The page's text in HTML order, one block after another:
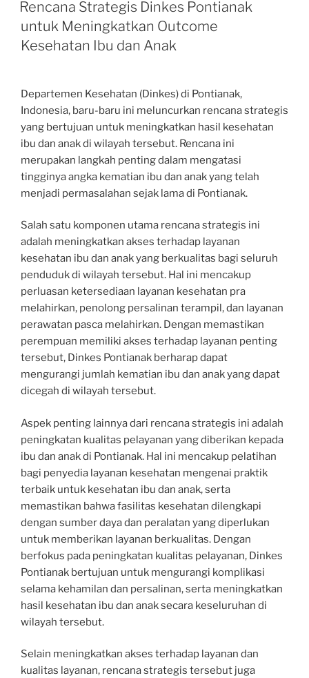
Rencana Strategis Dinkes Pontianak
untuk Meningkatkan Outcome
Kesehatan Ibu dan Anak
Departemen Kesehatan (Dinkes) di Pontianak,
Indonesia, baru-baru ini meluncurkan rencana strategis
yang bertujuan untuk meningkatkan hasil kesehatan
ibu dan anak di wilayah tersebut. Rencana ini
merupakan langkah penting dalam mengatasi
tingginya angka kematian ibu dan anak yang telah
menjadi permasalahan sejak lama di Pontianak.
Salah satu komponen utama rencana strategis ini
adalah meningkatkan akses terhadap layanan
kesehatan ibu dan anak yang berkualitas bagi seluruh
penduduk di wilayah tersebut. Hal ini mencakup
perluasan ketersediaan layanan kesehatan pra
melahirkan, penolong persalinan terampil, dan layanan
perawatan pasca melahirkan. Dengan memastikan
perempuan memiliki akses terhadap layanan penting
tersebut, Dinkes Pontianak berharap dapat
mengurangi jumlah kematian ibu dan anak yang dapat
dicegah di wilayah tersebut.
Aspek penting lainnya dari rencana strategis ini adalah
peningkatan kualitas pelayanan yang diberikan kepada
ibu dan anak di Pontianak. Hal ini mencakup pelatihan
bagi penyedia layanan kesehatan mengenai praktik
terbaik untuk kesehatan ibu dan anak, serta
memastikan bahwa fasilitas kesehatan dilengkapi
dengan sumber daya dan peralatan yang diperlukan
untuk memberikan layanan berkualitas. Dengan
berfokus pada peningkatan kualitas pelayanan, Dinkes
Pontianak bertujuan untuk mengurangi komplikasi
selama kehamilan dan persalinan, serta meningkatkan
hasil kesehatan ibu dan anak secara keseluruhan di
wilayah tersebut.
Selain meningkatkan akses terhadap layanan dan
kualitas layanan, rencana strategis tersebut juga